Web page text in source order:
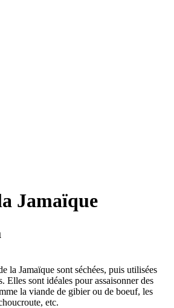
Jamaïque
la Jamaïque sont séchées, puis utilisées
Elles sont idéales pour assaisonner des
la viande de gibier ou de boeuf, les
etc.